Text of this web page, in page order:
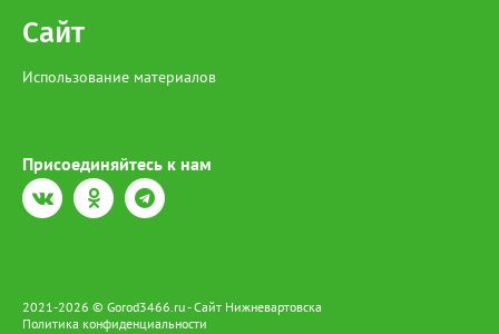
175 тыс. рублей (+5% к прошлому году).
Сайт
Использование материалов
Присоединяйтесь к нам
2021-2026 © Gorod3466.ru - Сайт Нижневартовска
Политика конфиденциальности